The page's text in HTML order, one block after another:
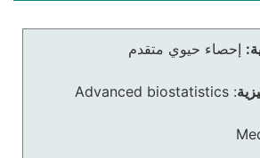
إحصاء حيوي متقدم
:
Advanced biostatistics